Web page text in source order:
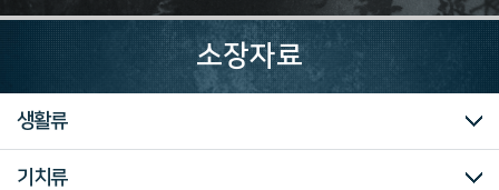
역
소장자료
전체
전적류
문서류
문화/예술/종교
생활류
군사류
산업/생업류
과학/기술류
동영상류
사진/필름류
기증자료
중요자료
즐겨찾는 자료
기치류